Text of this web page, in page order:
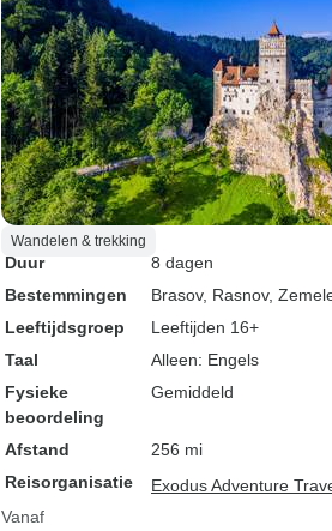
Wandelen & trekking
Duur
8 dagen
Bestemmingen
Brasov, Rasnov,
Leeftijdsgroep
Leeftijden 16+
Taal
Alleen: Engels
Fysieke
beoordeling
Gemiddeld
Afstand
256 mi
Reisorganisatie
Exodus Adventure
Vanaf